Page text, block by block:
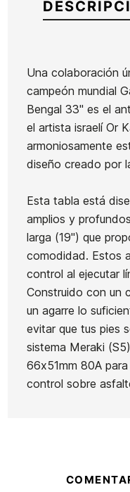
Una colaboración
campeón mundial
Bengal 33" es el
el artista israelí Or
armoniosamente
diseño creado por
Esta tabla está
amplios y
larga (19") que
comodidad. Estos
control al ejecutar
Construido con un
un agarre lo
evitar que tus pies
sistema Meraki
66x51mm 80A
control sobre
Marca Yow
ReferenciaHL-
En stock 1 Artículo
Ean13